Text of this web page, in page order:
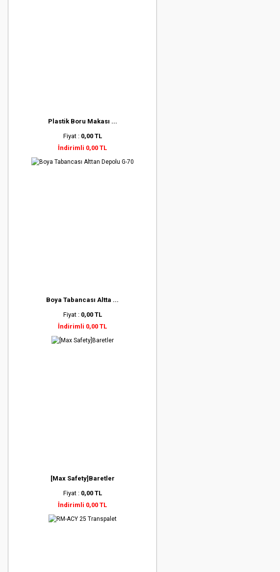
Plastik Boru Makası ...
Fiyat : 0,00 TL
İndirimli 0,00 TL
Boya Tabancası Altta ...
Fiyat : 0,00 TL
İndirimli 0,00 TL
[Max Safety]Baretler
Fiyat : 0,00 TL
İndirimli 0,00 TL